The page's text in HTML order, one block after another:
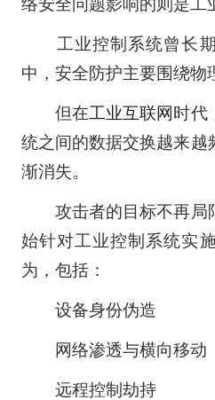
络安全问题影响的则是工
工业控制系统曾长期
中，安全防护主要围绕物
但在工业互联网时代
统之间的数据交换越来越
渐消失。
攻击者的目标不再局
始针对工业控制系统实
为，包括：
设备身份伪造
网络渗透与横向移动
远程控制劫持